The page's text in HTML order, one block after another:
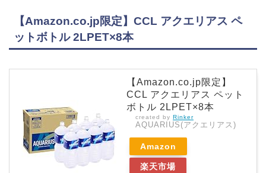
【Amazon.co.jp限定】CCL アクエリアス ペ
ットボトル 2LPET×8本
【Amazon.co.jp限定】
CCL アクエリアス ペット
ボトル 2LPET×8本
created by Rinker
AQUARIUS(アクエリアス)
Amazon
楽天市場